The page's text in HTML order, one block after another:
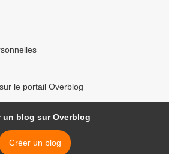
le portail Overblog
un blog sur Overblog
Créer un blog